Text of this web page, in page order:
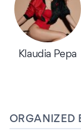
Klaudia Pepa
ORGANIZED